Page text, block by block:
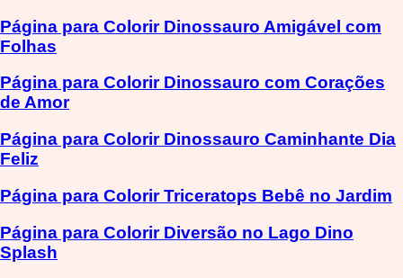
Página para Colorir Dinossauro Amigável com
Folhas
Página para Colorir Dinossauro com Corações
de Amor
Página para Colorir Dinossauro Caminhante Dia
Feliz
Página para Colorir Triceratops Bebê no Jardim
Página para Colorir Diversão no Lago Dino
Splash